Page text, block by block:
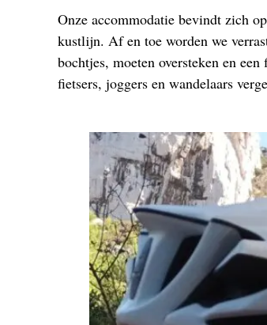
Onze accommodatie bevindt zich
kustlijn. Af en toe worden we
bochtjes, moeten oversteken en
fietsers, joggers en wandelaars